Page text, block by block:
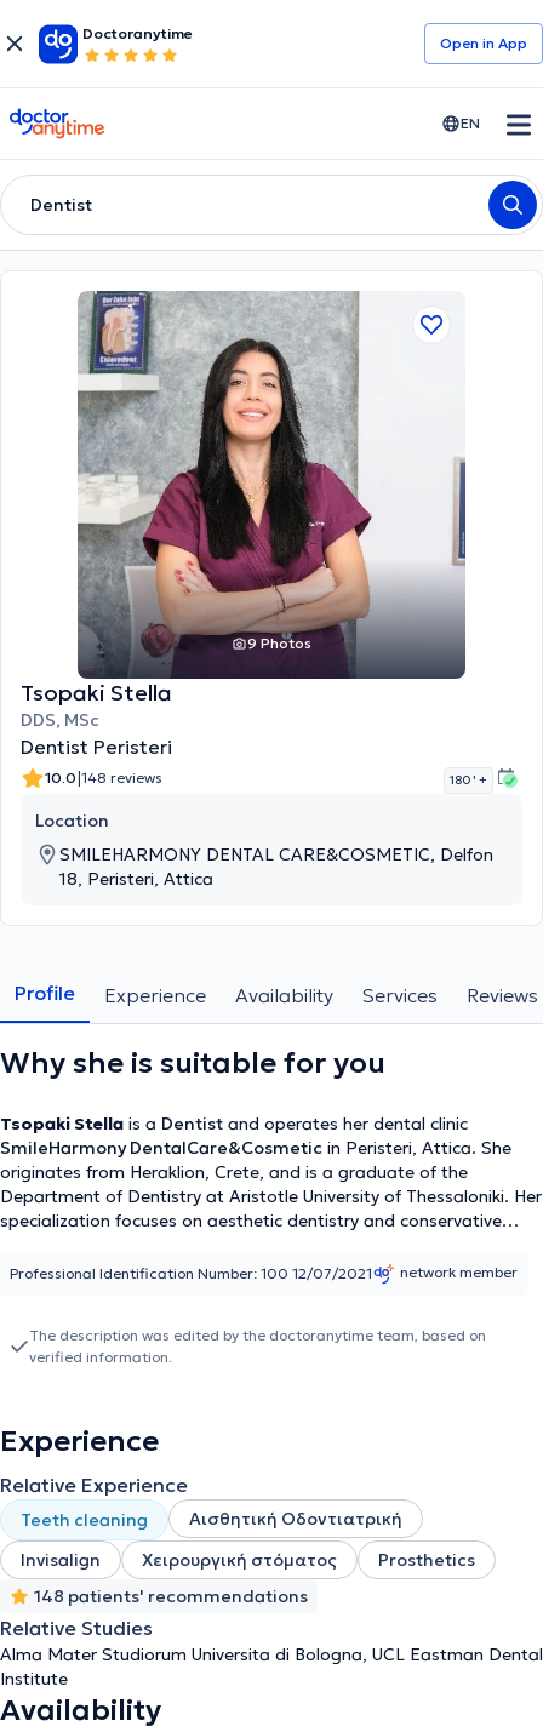
Doctoranytime
Open in Αpp
doctoranytime EN
Dentist
9 Photos
Tsopaki Stella
DDS, MSc
Dentist Peristeri
10.0|148 reviews 180 ' +
Location
SMILEHARMONY DENTAL CARE&COSMETIC, Delfon
18, Peristeri, Attica
Profile Experience Availability Services Reviews
Why she is suitable for you
Tsopaki Stella is a Dentist and operates her dental clinic
SmileHarmony DentalCare&Cosmetic in Peristeri, Attica. She
originates from Heraklion, Crete, and is a graduate of the
Department of Dentistry at Aristotle University of Thessaloniki. Her
specialization focuses on aesthetic dentistry and conservative
“Conservative Dentistry and Aesthetic Prosthesis” at Alma Mater
Dentistry Masterclass at UCL Eastman Dental Institute.
Simultaneously, she has participated, and continues to
dentistry, orthodontics, endodontics, prosthodontics,
periodontology, pediatric dentistry, as well as facial aesthetics
through injectable treatments, hyaluronic acid, and botox. She has
worked in specialized clinics and practices across various
specialties, specifically in endodontics, pediatric dentistry,
prosthodontics, aesthetic dentistry, and finally orthodontics, in
Thessaloniki, Heraklion, and Athens. Within her clinic, we
collaborate with a specialist orthodontist and oral surgeon to
provide comprehensive management of our patients’ issues,
ranging from simple to complex dental problems, addressing both
the aesthetic and functional aspects of their stomatognathic
system.
Professional Identification Number: 100 12/07/2021 network member
The description was edited by the doctoranytime team, based on
verified information.
Experience
Relative Experience
Teeth cleaning
Αισθητική Οδοντιατρική
Invisalign
Χειρουργική στόματος
Prosthetics
148 patients' recommendations
Relative Studies
Alma Mater Studiorum Universita di Bologna, UCL Eastman Dental
Institute
Availability